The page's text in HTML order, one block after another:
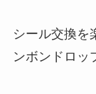
シール交換を
ンボンドロッ